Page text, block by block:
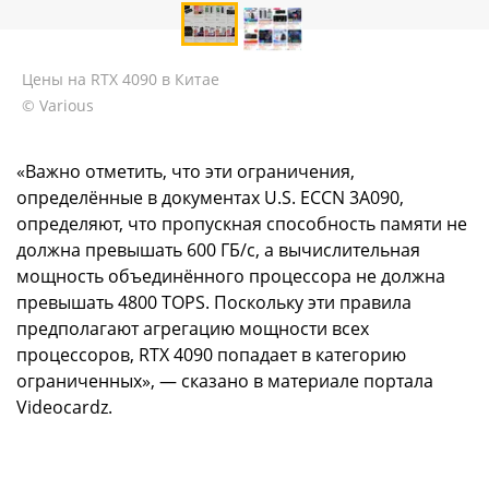
Цены на RTX 4090 в Китае
© Various
«Важно отметить, что эти ограничения,
определённые в документах U.S. ECCN 3A090,
определяют, что пропускная способность памяти не
должна превышать 600 ГБ/с, а вычислительная
мощность объединённого процессора не должна
превышать 4800 TOPS. Поскольку эти правила
предполагают агрегацию мощности всех
процессоров, RTX 4090 попадает в категорию
ограниченных», — сказано в материале портала
Videocardz.